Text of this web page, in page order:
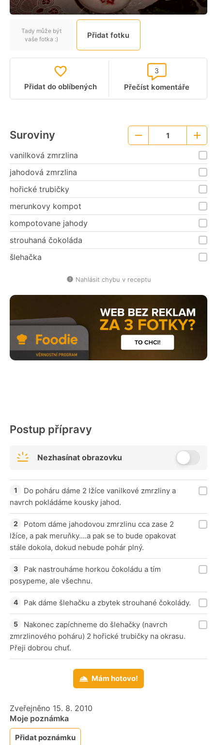
Tady může být
vaše fotka :)
Přidat fotku
Přidat do oblíbených Přečíst komentáře
3
Suroviny 1
Větší
porce
vanilková zmrzlina
jahodová zmrzlina
hořické trubičky
merunkovy kompot
kompotovane jahody
strouhaná čokoláda
šlehačka
Nahlásit chybu v receptu
Postup přípravy
Nezhasínat obrazovku
Do poháru dáme 2 lžíce vanilkové zmrzliny a
navrch pokládáme kousky jahod.
Potom dáme jahodovou zmrzlinu cca zase 2
lžíce, a pak meruňky....a pak se to bude opakovat
stále dokola, dokud nebude pohár plný.
Pak nastrouháme horkou čokoládu a tím
posypeme, ale všechnu.
Pak dáme šlehačku a zbytek strouhané čokolády.
Nakonec zapíchneme do šlehačky (navrch
zmrzlinového poháru) 2 hořické trubičky na okrasu.
Přeji dobrou chuť.
Mám hotovo!
Zveřejněno 15. 8. 2010
Moje poznámka
Přidat poznámku